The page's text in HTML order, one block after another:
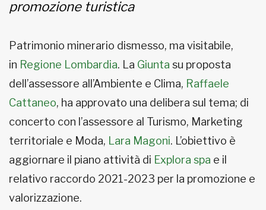
promozione turistica
Patrimonio minerario dismesso, ma visitabile,
in Regione Lombardia. La Giunta su proposta
dell’assessore all’Ambiente e Clima, Raffaele
Cattaneo, ha approvato una delibera sul tema; di
concerto con l’assessore al Turismo, Marketing
territoriale e Moda, Lara Magoni. L’obiettivo è
aggiornare il piano attività di Explora spa e il
relativo raccordo 2021-2023 per la promozione e
valorizzazione.